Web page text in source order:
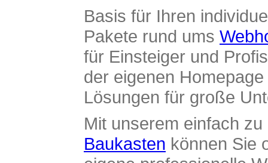
Basis für Ihren
Pakete rund ums
für Einsteiger und
der eigenen
Lösungen für große
Mit unserem einfach
Baukasten können Sie